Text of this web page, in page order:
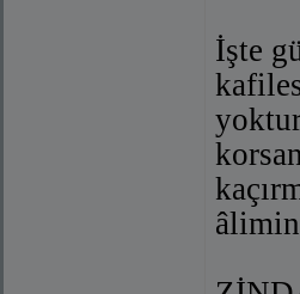
İşte